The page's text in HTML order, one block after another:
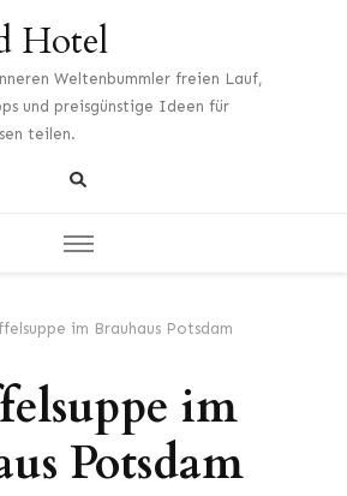
Hotel
Weltenbummler freien Lauf,
und preisgünstige Ideen für
teilen.
im Brauhaus Potsdam
im
Potsdam